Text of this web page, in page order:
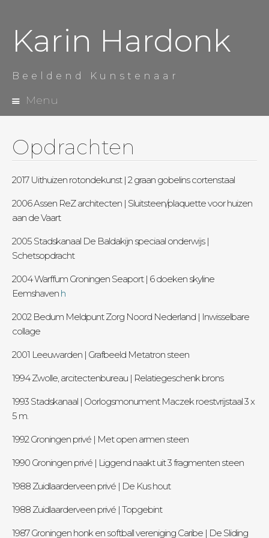
Karin Hardonk
Beeldend Kunstenaar
Menu
inhoud
Opdrachten
2017 Uithuizen rotondekunst | 2 graan gobelins cortenstaal
2006 Assen ReZ architecten | Sluitsteen/plaquette voor huizen
aan de Vaart
2005 Stadskanaal De Baldakijn speciaal onderwijs |
Schetsopdracht
2004 Warffum Groningen Seaport | 6 doeken skyline
Eemshaven h
2002 Bedum Meldpunt Zorg Noord Nederland | Inwisselbare
collage
2001 Leeuwarden | Grafbeeld Metatron steen
1994 Zwolle, arcitectenbureau | Relatiegeschenk brons
1993 Stadskanaal | Oorlogsmonument Maczek roestvrijstaal 3 x
5 m.
1992 Groningen privé | Met open armen steen
1990 Groningen privé | Liggend naakt uit 3 fragmenten steen
1988 Zuidlaarderveen privé | De Kus hout
1988 Zuidlaarderveen privé | Topgebint
1987 Groningen honk en softball vereniging Caribe | De Sliding